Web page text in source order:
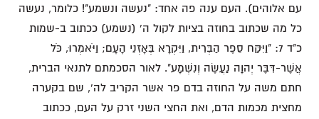
עם אלוהים). העם ענה פה אחד: "נעשה ונשמע"! כלומר, נעשה
כל מה שכתוב בחוזה בציות לקול ה' (נשמע) ככתוב ב-שמות
כ"ד 7: "וַיִּקַּח סֵפֶר הַבְּרִית, וַיִּקְרָא בְּאָזְנֵי הָעָם; וַיֹּאמְרוּ, כֹּל
אֲשֶׁר-דִּבֶּר יְהוָה נַעֲשֶׂה וְנִשְׁמָע". לאור הסכמתם לתנאי הברית,
חתם משה על החוזה בדם פר אשר הקריב לה', שם בקערה
מחצית מכמות הדם, ואת החצי השני זרק על העם, ככתוב